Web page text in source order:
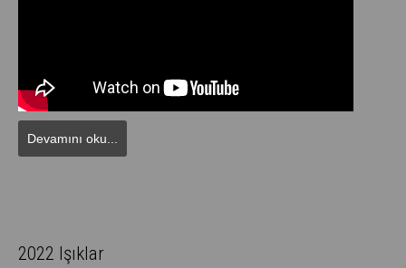
Devamını oku...
2022 Işıklar